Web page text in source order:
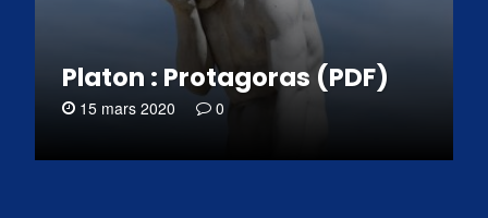
Platon : Protagoras (PDF)
15 mars 2020 0